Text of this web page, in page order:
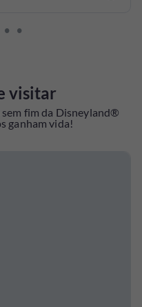
visitar
sem fim da Disneyland®
ganham vida!